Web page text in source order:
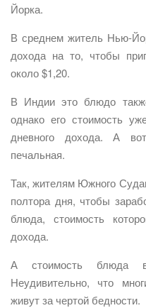
Йорка.
В среднем житель Нью-
дохода на то, чтобы
около $1,20.
В Индии это блюдо
однако его стоимость
дневного дохода. А
печальная.
Так, жителям Южного
полтора дня, чтобы
блюда, стоимость
дохода.
А стоимость блюда
Неудивительно, что
живут за чертой бедности.